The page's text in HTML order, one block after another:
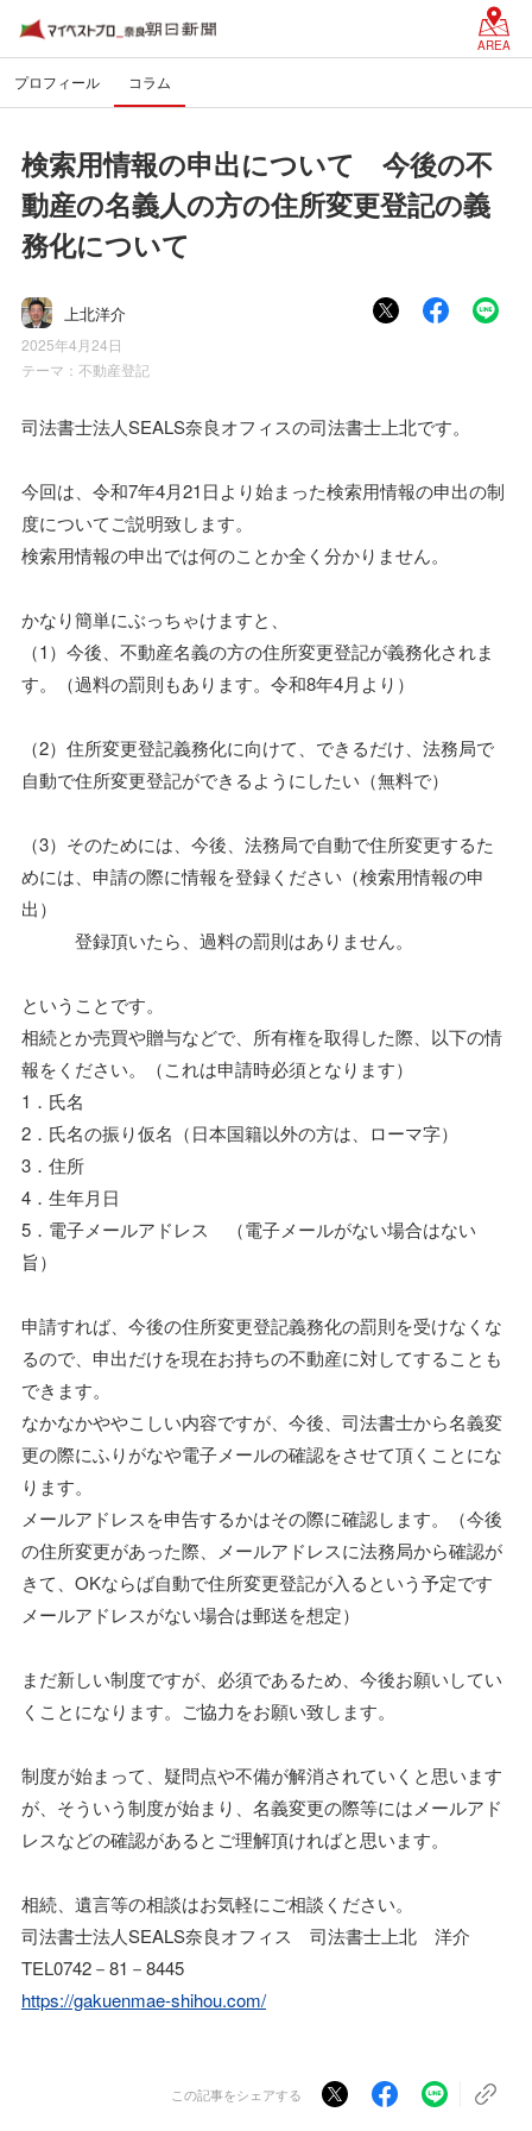
AREA
プロフィール コラム
検索用情報の申出について 今後の不
動産の名義人の方の住所変更登記の義
務化について
上北洋介
2025年4月24日
テーマ： 不動産登記
司法書士法人SEALS奈良オフィスの司法書士上北です。
今回は、令和7年4月21日より始まった検索用情報の申出の制
度についてご説明致します。
検索用情報の申出では何のことか全く分かりません。
かなり簡単にぶっちゃけますと、
（1）今後、不動産名義の方の住所変更登記が義務化されま
す。（過料の罰則もあります。令和8年4月より）
（2）住所変更登記義務化に向けて、できるだけ、法務局で
自動で住所変更登記ができるようにしたい（無料で）
（3）そのためには、今後、法務局で自動で住所変更するた
めには、申請の際に情報を登録ください（検索用情報の申
出）
登録頂いたら、過料の罰則はありません。
ということです。
相続とか売買や贈与などで、所有権を取得した際、以下の情
報をください。（これは申請時必須となります）
1．氏名
2．氏名の振り仮名（日本国籍以外の方は、ローマ字）
3．住所
4．生年月日
5．電子メールアドレス （電子メールがない場合はない
旨）
申請すれば、今後の住所変更登記義務化の罰則を受けなくな
るので、申出だけを現在お持ちの不動産に対してすることも
できます。
なかなかややこしい内容ですが、今後、司法書士から名義変
更の際にふりがなや電子メールの確認をさせて頂くことにな
ります。
メールアドレスを申告するかはその際に確認します。（今後
の住所変更があった際、メールアドレスに法務局から確認が
きて、OKならば自動で住所変更登記が入るという予定です
メールアドレスがない場合は郵送を想定）
まだ新しい制度ですが、必須であるため、今後お願いしてい
くことになります。ご協力をお願い致します。
制度が始まって、疑問点や不備が解消されていくと思います
が、そういう制度が始まり、名義変更の際等にはメールアド
レスなどの確認があるとご理解頂ければと思います。
相続、遺言等の相談はお気軽にご相談ください。
司法書士法人SEALS奈良オフィス 司法書士上北 洋介
TEL0742－81－8445
https://gakuenmae-shihou.com/
この記事をシェアする